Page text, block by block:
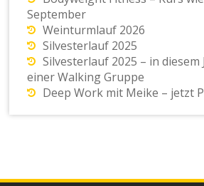
September
Weinturmlauf 2026
Silvesterlauf 2025
Silvesterlauf 2025 – in diesem
einer Walking Gruppe
Deep Work mit Meike – jetzt